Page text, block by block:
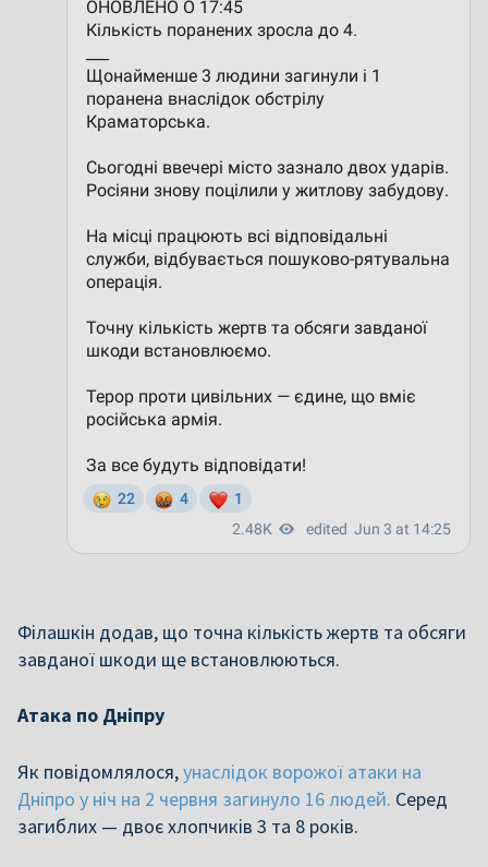
Філашкін додав, що точна кількість жертв та обсяги
завданої шкоди ще встановлюються.
Атака по Дніпру
Як повідомлялося,унаслідок ворожої атаки на
Дніпро у ніч на 2 червня загинуло 16 людей. Серед
загиблих — двоє хлопчиків 3 та 8 років.